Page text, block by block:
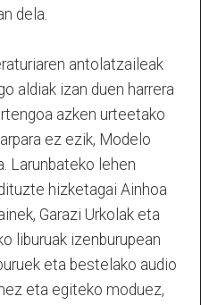
dela.
antolatzaileak
aldiak izan duen harrera
azken urteetako
ez ezik, Modelo
Larunbateko lehen
hizketagai Ainhoa
Garazi Urkolak eta
liburuak izenburupean
eta bestelako audio
eta egiteko moduez,